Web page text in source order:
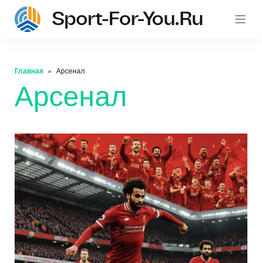
Sport-For-You.ru
Главная Арсенал
Арсенал